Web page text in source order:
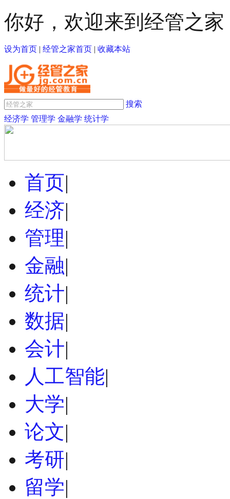
你好，欢迎来到经管之家
设为首页 | 经管之家首页 | 收藏本站
搜索
经济学 管理学 金融学 统计学
首页|
经济|
管理|
金融|
统计|
数据|
会计|
人工智能|
大学|
论文|
考研|
留学|